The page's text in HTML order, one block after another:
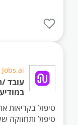
Jobs.ai
עובד /
טיפול בקריאות
טיפול ותחזוקה